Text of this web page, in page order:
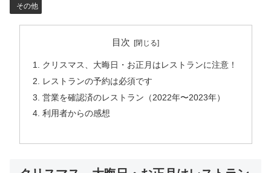
その他
目次
クリスマス、大晦日・お正月はレストランに注意！
レストランの予約は必須です
営業を確認済のレストラン（2022年〜2023年）
利用者からの感想